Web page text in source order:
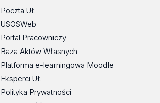
Poczta UŁ
USOSWeb
Portal Pracowniczy
Baza Aktów Własnych
Platforma e-learningowa Moodle
Eksperci UŁ
Polityka Prywatności